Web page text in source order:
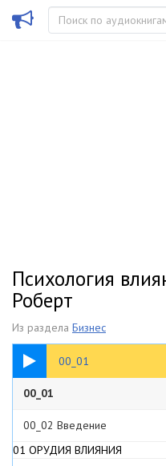
Психология
Роберт
Из раздела Бизнес
00_01
00:15
00 ВВЕДЕНИЕ
00_01
00_02 Введение
01 ОРУДИЯ ВЛИЯНИЯ